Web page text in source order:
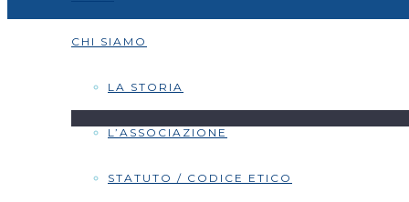
CHI SIAMO
LA STORIA
L’ASSOCIAZIONE
STATUTO / CODICE ETICO